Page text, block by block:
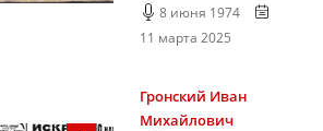
8 июня 1974
11 марта 2025
Гронский Иван
Михайлович